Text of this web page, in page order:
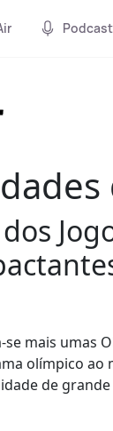
mais umas
olímpico ao
de